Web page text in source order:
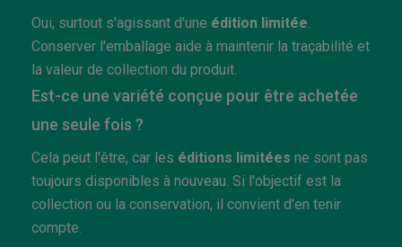
Oui, surtout s'agissant d'une édition limitée
Conserver l'emballage aide à maintenir la traçabilité et
la valeur de collection du produit.
Est-ce une variété conçue pour être achetée
une seule fois ?
Cela peut l'être, car les éditions limitées ne sont pas
toujours disponibles à nouveau. Si l'objectif est la
collection ou la conservation, il convient d'en tenir
compte.